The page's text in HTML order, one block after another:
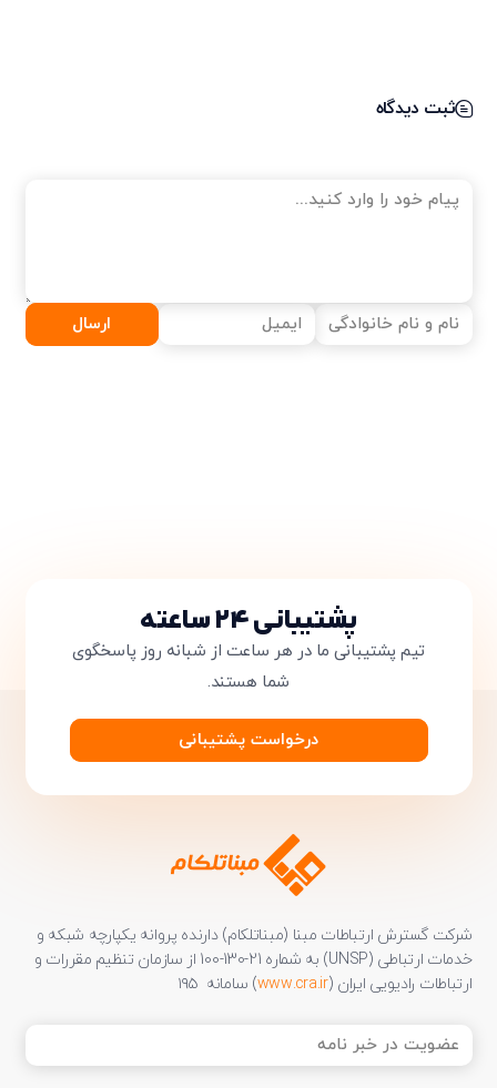
ثبت دیدگاه
ارسال
پشتیبانی ۲۴ ساعته
تیم پشتیبانی ما در هر ساعت از شبانه روز پاسخگوی
شما هستند.
درخواست پشتیبانی
شرکت گسترش ارتباطات مبنا (مبناتلکام) دارنده پروانه یکپارچه شبکه و
خدمات ارتباطی (UNSP) به شماره 21-130-100 از سازمان تنظیم مقررات و
ارتباطات رادیویی ایران (www.cra.ir) سامانه ۱۹۵
عضویت
در